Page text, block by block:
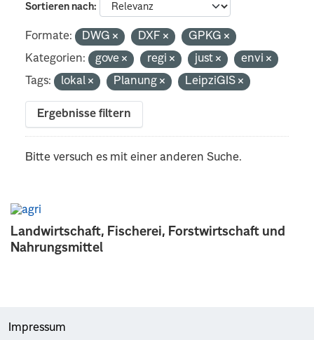
Landwirtschaft, Fischerei, Forstwirtschaft und
Nahrungsmittel
Sortieren nach
Formate: DWG DXF
GPKG
Kategorien:
gove regi just
envi
Tags:
lokal Planung LeipziGIS
Ergebnisse filtern
Bitte versuch es mit einer anderen Suche.
Impressum